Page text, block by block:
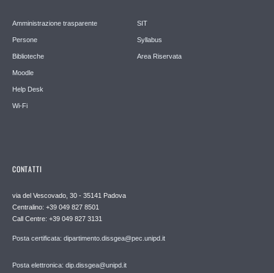
Amministrazione trasparente
Persone
Biblioteche
Moodle
Help Desk
Wi-Fi
SIT
Syllabus
Area Riservata
CONTATTI
via del Vescovado, 30 - 35141 Padova
Centralino: +39 049 827 8501
Call Centre: +39 049 827 3131
Posta certificata: dipartimento.dissgea@pec.unipd.it
Posta elettronica: dip.dissgea@unipd.it